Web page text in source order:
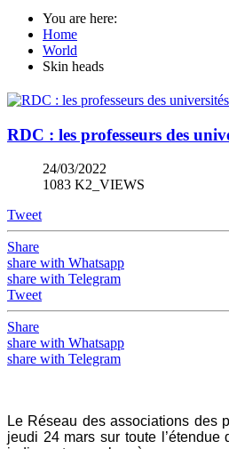
You are here:
Home
World
Skin heads
RDC : les professeurs des
24/03/2022
1083 K2_VIEWS
Tweet
Share
share with Whatsapp
share with Telegram
Tweet
Share
share with Whatsapp
share with Telegram
Le Réseau des associations des
jeudi 24 mars sur toute